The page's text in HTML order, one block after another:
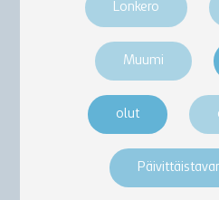
Lonkero
Muumi
olut